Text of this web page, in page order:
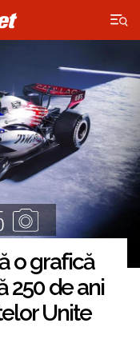
×
o grafică
250 de ani
Unite